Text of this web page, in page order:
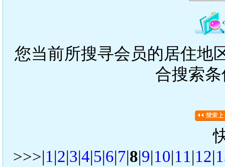
您当前所搜寻会员的居住地
合搜索
>>>|1|2|3|4|5|6|7|8|9|10|11|12|